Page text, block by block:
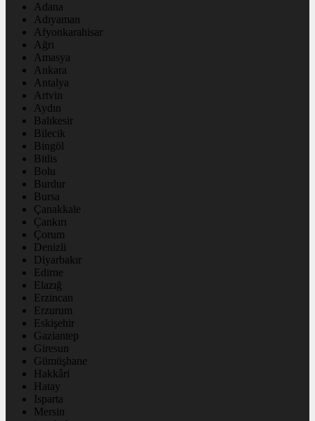
Adana
Adıyaman
Afyonkarahisar
Ağrı
Amasya
Ankara
Antalya
Artvin
Aydın
Balıkesir
Bilecik
Bingöl
Bitlis
Bolu
Burdur
Bursa
Çanakkale
Çankırı
Çorum
Denizli
Diyarbakır
Edirne
Elazığ
Erzincan
Erzurum
Eskişehir
Gaziantep
Giresun
Gümüşhane
Hakkâri
Hatay
Isparta
Mersin